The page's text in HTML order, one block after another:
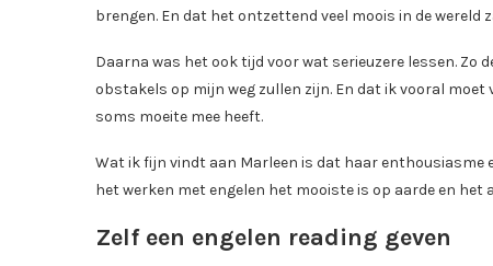
brengen. En dat het ontzettend veel moois in de wereld
Daarna was het ook tijd voor wat serieuzere lessen. Zo
obstakels op mijn weg zullen zijn. En dat ik vooral
soms moeite mee heeft.
Wat ik fijn vindt aan Marleen is dat haar enthousiasme
het werken met engelen het mooiste is op aarde en het
Zelf een engelen reading geven